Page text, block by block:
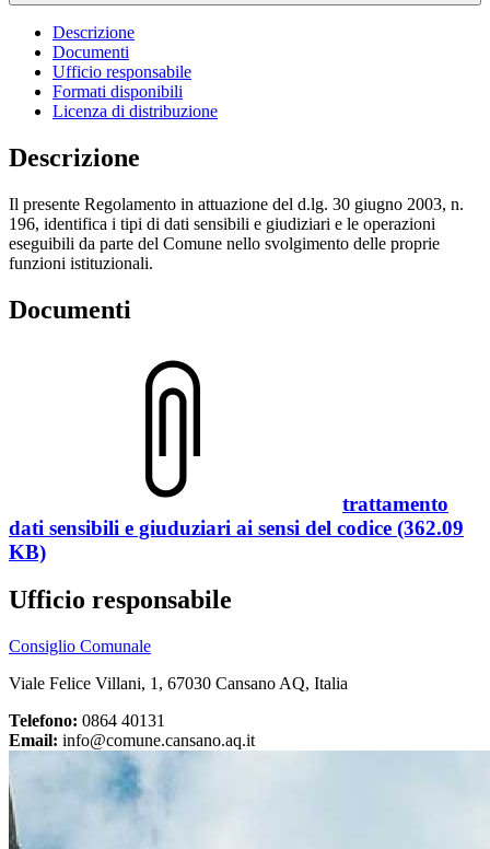
Descrizione
Documenti
Ufficio responsabile
Formati disponibili
Licenza di distribuzione
Descrizione
Il presente Regolamento in attuazione del d.lg. 30 giugno 2003, n.
196, identifica i tipi di dati sensibili e giudiziari e le operazioni
eseguibili da parte del Comune nello svolgimento delle proprie
funzioni istituzionali.
Documenti
trattamento
dati sensibili e giuduziari ai sensi del codice (362.09
KB)
Ufficio responsabile
Consiglio Comunale
Viale Felice Villani, 1, 67030 Cansano AQ, Italia
Telefono: 0864 40131
Email: info@comune.cansano.aq.it